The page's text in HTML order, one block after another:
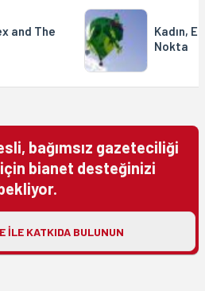
and The
Kadın,
Nokta
bağımsız gazeteciliği
bianet desteğinizi
ILE KATKIDA BULUNUN